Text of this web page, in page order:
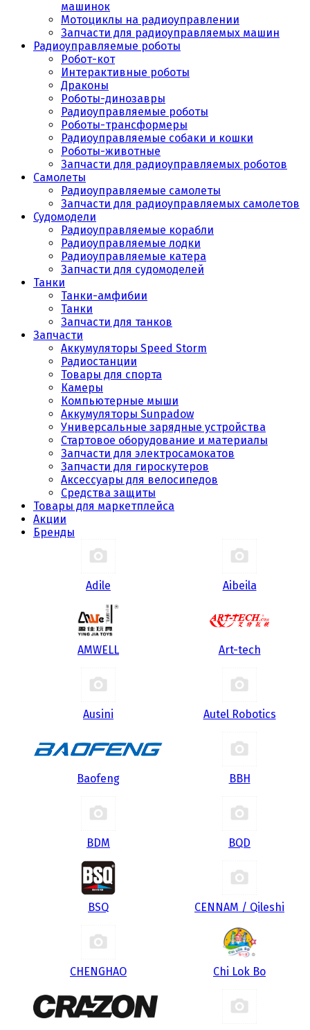
машинок
Мотоциклы на радиоуправлении
Запчасти для радиоуправляемых машин
Радиоуправляемые роботы
Робот-кот
Интерактивные роботы
Драконы
Роботы-динозавры
Радиоуправляемые роботы
Роботы-трансформеры
Радиоуправляемые собаки и кошки
Роботы-животные
Запчасти для радиоуправляемых роботов
Самолеты
Радиоуправляемые самолеты
Запчасти для радиоуправляемых самолетов
Судомодели
Радиоуправляемые корабли
Радиоуправляемые лодки
Радиоуправляемые катера
Запчасти для судомоделей
Танки
Танки-амфибии
Танки
Запчасти для танков
Запчасти
Аккумуляторы Speed Storm
Радиостанции
Товары для спорта
Камеры
Компьютерные мыши
Аккумуляторы Sunpadow
Универсальные зарядные устройства
Стартовое оборудование и материалы
Запчасти для электросамокатов
Запчасти для гироскутеров
Аксессуары для велосипедов
Средства защиты
Товары для маркетплейса
Акции
Бренды
Adile Aibeila
AMWELL Art-tech
Ausini Autel Robotics
Baofeng BBH
BDM BQD
BSQ CENNAM / Qileshi
CHENGHAO Chi Lok Bo